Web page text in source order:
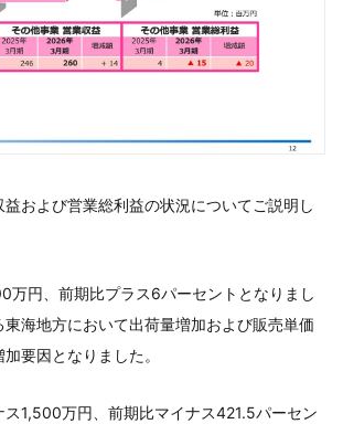
および営業総利益の状況についてご説明し
万円、前期比プラス6パーセントとなりまし
海地方において出荷量増加および販売単価
要因となりました。
ス1,500万円、前期比マイナス421.5パーセン